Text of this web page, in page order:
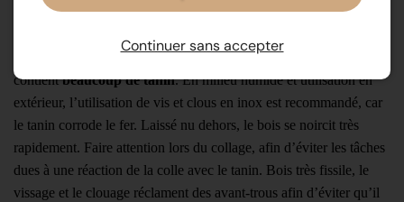
séparation de deux cercles de croissance) car il craint le froid.
châtaigniers viennent principalementd’Ardèche
contientbeaucoup de tanin. En milieu humide et utilisation en
extérieur, l’utilisation de vis et clous en inox est recommandé, car
le tanin corrode le fer. Laissé nu dehors, le bois se noircit très
rapidement. Faire attention lors du collage, afin d’éviter les tâches
dues à une réaction de la colle avec le tanin. Bois très fissile, le
vissage et le clouage réclament des avant-trous afin d’éviter qu’il
Continuer sans accepter